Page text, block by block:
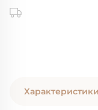
Характеристики